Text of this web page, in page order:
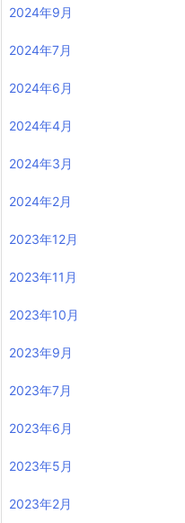
2024年9月
2024年7月
2024年6月
2024年4月
2024年3月
2024年2月
2023年12月
2023年11月
2023年10月
2023年9月
2023年7月
2023年6月
2023年5月
2023年2月